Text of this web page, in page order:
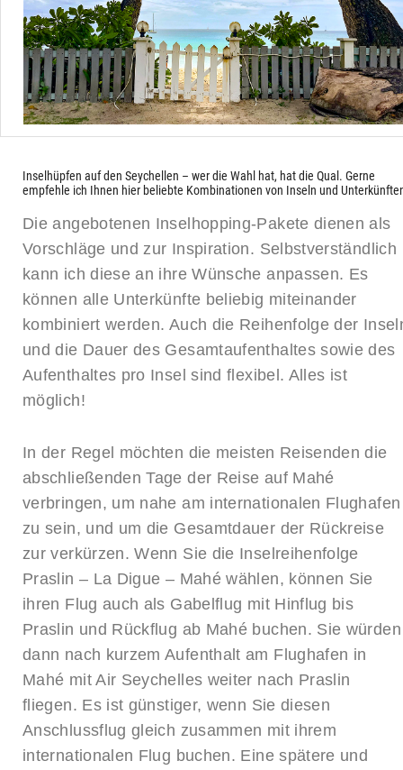
Inselhüpfen auf den Seychellen – wer die Wahl hat, hat die Qual. Gerne
empfehle ich Ihnen hier beliebte Kombinationen von Inseln und
Die angebotenen Inselhopping-Pakete dienen als
Vorschläge und zur Inspiration. Selbstverständlich
kann ich diese an ihre Wünsche anpassen. Es
können alle Unterkünfte beliebig miteinander
kombiniert werden. Auch die Reihenfolge der
und die Dauer des Gesamtaufenthaltes sowie des
Aufenthaltes pro Insel sind flexibel. Alles ist
möglich!
In der Regel möchten die meisten Reisenden die
abschließenden Tage der Reise auf Mahé
verbringen, um nahe am internationalen Flughafen
zu sein, und um die Gesamtdauer der Rückreise
zur verkürzen. Wenn Sie die Inselreihenfolge
Praslin – La Digue – Mahé wählen, können Sie
ihren Flug auch als Gabelflug mit Hinflug bis
Praslin und Rückflug ab Mahé buchen. Sie würden
dann nach kurzem Aufenthalt am Flughafen in
Mahé mit Air Seychelles weiter nach Praslin
fliegen. Es ist günstiger, wenn Sie diesen
Anschlussflug gleich zusammen mit ihrem
internationalen Flug buchen. Eine spätere und